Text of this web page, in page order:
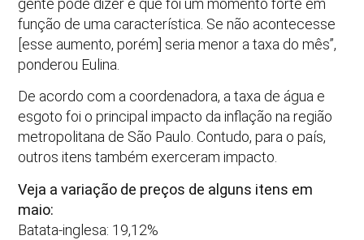
gente pode dizer é que foi um momento forte em
função de uma característica. Se não acontecesse
[esse aumento, porém] seria menor a taxa do mês”,
ponderou Eulina.
De acordo com a coordenadora, a taxa de água e
esgoto foi o principal impacto da inflação na região
metropolitana de São Paulo. Contudo, para o país,
outros itens também exerceram impacto.
Veja a variação de preços de alguns itens em
maio:
Batata-inglesa: 19,12%